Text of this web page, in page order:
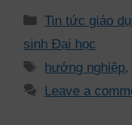
Tin tức giáo
sinh Đại học
hướng nghiệp
Leave a